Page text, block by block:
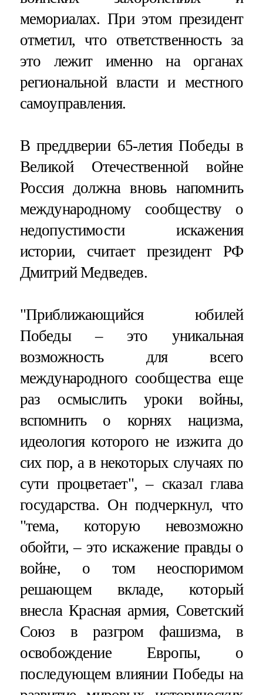
мемориалах. При этом президент
отметил, что ответственность за
это лежит именно на органах
региональной власти и местного
самоуправления.
В преддверии 65-летия Победы в
Великой Отечественной войне
Россия должна вновь напомнить
международному сообществу о
недопустимости искажения
истории, считает президент РФ
Дмитрий Медведев.
"Приближающийся юбилей
Победы – это уникальная
возможность для всего
международного сообщества еще
раз осмыслить уроки войны,
вспомнить о корнях нацизма,
идеология которого не изжита до
сих пор, а в некоторых случаях по
сути процветает", – сказал глава
государства. Он подчеркнул, что
"тема, которую невозможно
обойти, – это искажение правды о
войне, о том неоспоримом
решающем вкладе, который
внесла Красная армия, Советский
Союз в разгром фашизма, в
освобождение Европы, о
последующем влиянии Победы на